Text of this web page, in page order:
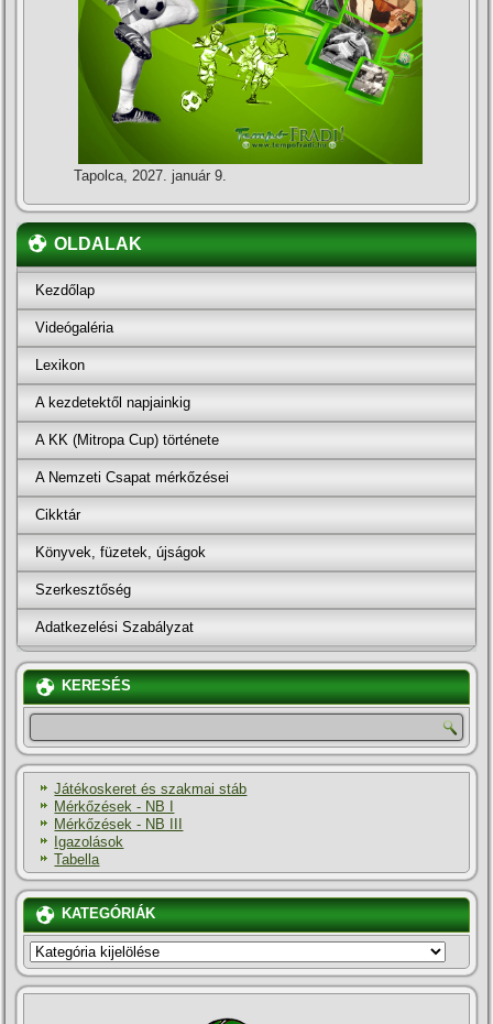
Tapolca, 2027. január 9.
OLDALAK
Kezdőlap
Videógaléria
Lexikon
A kezdetektől napjainkig
A KK (Mitropa Cup) története
A Nemzeti Csapat mérkőzései
Cikktár
Könyvek, füzetek, újságok
Szerkesztőség
Adatkezelési Szabályzat
KERESÉS
Játékoskeret és szakmai stáb
Mérkőzések - NB I
Mérkőzések - NB III
Igazolások
Tabella
KATEGÓRIÁK
KATEGÓRIÁK